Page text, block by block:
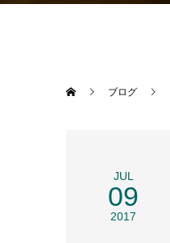
ブログ
JUL
09
2017